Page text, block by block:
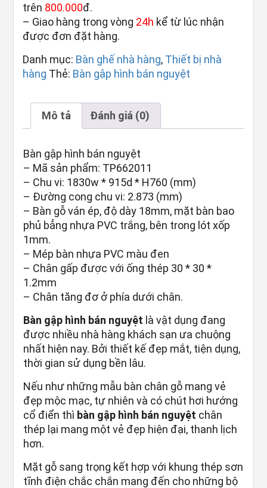
trên 800.000đ.
– Giao hàng trong vòng 24h kể từ lúc nhận
được đơn đặt hàng.
Danh mục: Bàn ghế nhà hàng, Thiết bị nhà
hàng Thẻ: Bàn gập hình bán nguyệt
Mô tả Đánh giá (0)
Bàn gập hình bán nguyệt
– Mã sản phẩm: TP662011
– Chu vi: 1830w * 915d * H760 (mm)
– Đường cong chu vi: 2.873 (mm)
– Bàn gỗ ván ép, độ dày 18mm, mặt bàn bao
phủ bẳng nhựa PVC trắng, bên trong lót xốp
1mm.
– Mép bàn nhựa PVC màu đen
– Chân gấp được với ống thép 30 * 30 *
1.2mm
– Chân tăng đơ ở phía dưới chân.
Bàn gập hình bán nguyệt là vật dụng đang
được nhiều nhà hàng khách sạn ưa chuộng
nhất hiện nay. Bởi thiết kế đẹp mắt, tiện dụng,
thời gian sử dụng bền lâu.
Nếu như những mẫu bàn chân gỗ mang vẻ
đẹp mộc mạc, tự nhiên và có chút hơi hướng
cổ điển thì bàn gập hình bán nguyệt chân
thép lại mang một vẻ đẹp hiện đại, thanh lịch
hơn.
Mặt gỗ sang trọng kết hợp với khung thép sơn
tĩnh điện chắc chắn mang đến cho những bộ